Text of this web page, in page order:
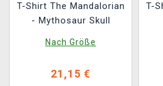
T-Shirt The Mandalorian
- Mythosaur Skull
Nach Größe
21,15 €
T-